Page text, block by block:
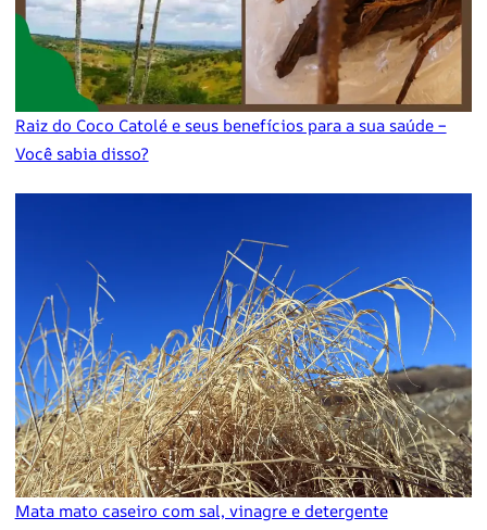
Raiz do Coco Catolé e seus benefícios para a sua saúde –
Você sabia disso?
Mata mato caseiro com sal, vinagre e detergente